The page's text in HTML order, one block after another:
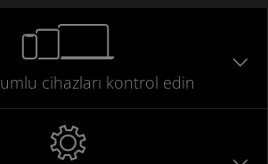
cihazları kontrol edin